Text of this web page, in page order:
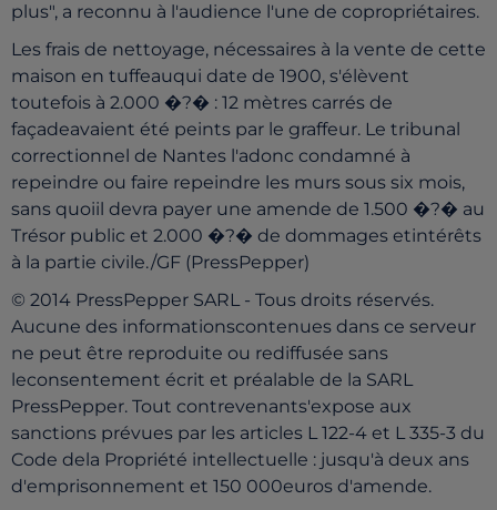
plus", a reconnu à l'audience l'une de copropriétaires.
Les frais de nettoyage, nécessaires à la vente de cette
maison en tuffeauqui date de 1900, s'élèvent
toutefois à 2.000 �?� : 12 mètres carrés de
façadeavaient été peints par le graffeur. Le tribunal
correctionnel de Nantes l'adonc condamné à
repeindre ou faire repeindre les murs sous six mois,
sans quoiil devra payer une amende de 1.500 �?� au
Trésor public et 2.000 �?� de dommages etintérêts
à la partie civile./GF (PressPepper)
© 2014 PressPepper SARL - Tous droits réservés.
Aucune des informationscontenues dans ce serveur
ne peut être reproduite ou rediffusée sans
leconsentement écrit et préalable de la SARL
PressPepper. Tout contrevenants'expose aux
sanctions prévues par les articles L 122-4 et L 335-3 du
Code dela Propriété intellectuelle : jusqu'à deux ans
d'emprisonnement et 150 000euros d'amende.